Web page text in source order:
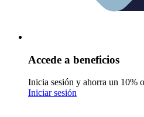
Accede a beneficios
Inicia sesión y ahorra un 10%
Iniciar sesión